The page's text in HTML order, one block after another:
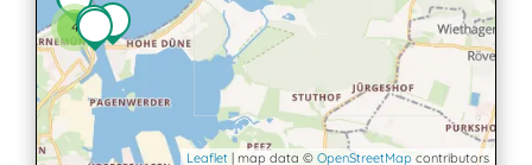
4
Leaflet | map data © OpenStreetMap contributors